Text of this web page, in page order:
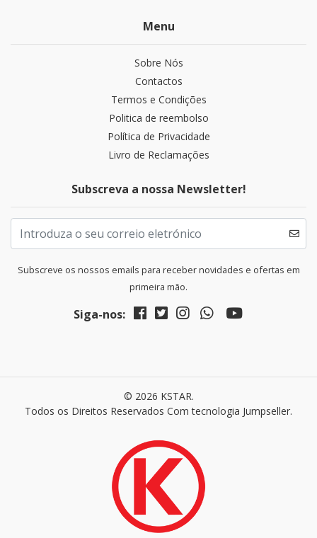
Menu
Sobre Nós
Contactos
Termos e Condições
Politica de reembolso
Política de Privacidade
Livro de Reclamações
Subscreva a nossa Newsletter!
Subscreve os nossos emails para receber novidades e ofertas em
primeira mão.
Siga-nos:
© 2026 KSTAR.
Todos os Direitos Reservados Com tecnologia Jumpseller.